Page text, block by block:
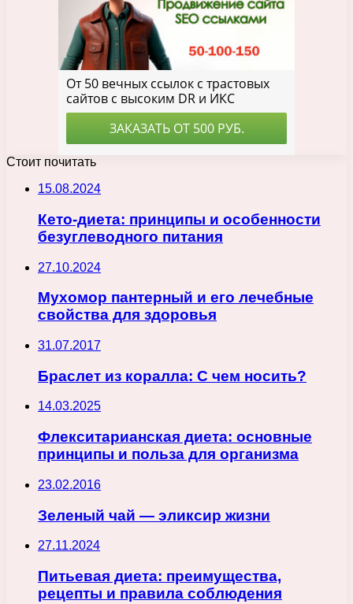
Стоит почитать
15.08.2024
Кето-диета: принципы и особенности
безуглеводного питания
27.10.2024
Мухомор пантерный и его лечебные
свойства для здоровья
31.07.2017
Браслет из коралла: С чем носить?
14.03.2025
Флекситарианская диета: основные
принципы и польза для организма
23.02.2016
Зеленый чай — эликсир жизни
27.11.2024
Питьевая диета: преимущества,
рецепты и правила соблюдения